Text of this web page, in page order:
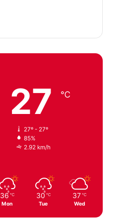
27 ℃
27º - 27º
85%
2.92 km/h
36 ℃
Mon
30 ℃
Tue
37 ℃
Wed